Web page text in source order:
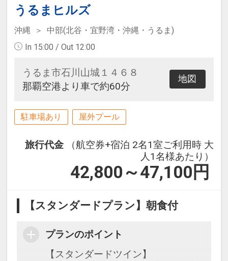
うるまヒルズ
沖縄
中部(北谷・宜野湾・沖縄・うるま)
In 15:00 / Out 12:00
うるま市石川山城１４６８
那覇空港より車で約60分
地図
駐車場あり 屋外プール
旅行代金
（航空券+宿泊 2名1室ご利用時 大
人1名様あたり）
42,800～47,100 円
【スタンダードプラン】朝食付
プランのポイント
【スタンダードツイン】